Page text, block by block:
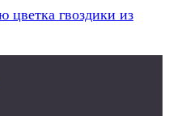
цветка гвоздики из